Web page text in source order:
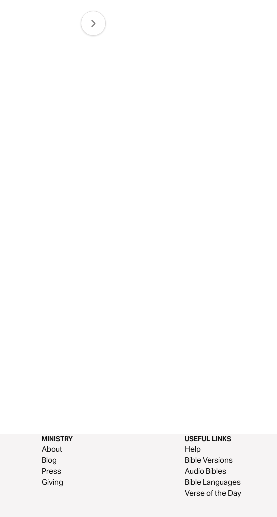
MINISTRY
About
Blog
Press
Giving
USEFUL LINKS
Help
Bible Versions
Audio Bibles
Bible Languages
Verse of the Day